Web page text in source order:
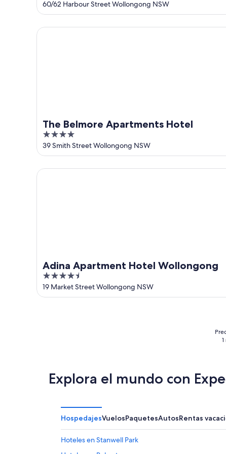
out
of
5
60/62 Harbour Street Wollongong NSW
The Belmore Apartments Hotel
4
out
of
5
39 Smith Street Wollongong NSW
The Belmore Apartments Hotel
Adina Apartment Hotel Wollongong
4.5
out
of
19 Market Street Wollongong NSW
Adina Apartment Hotel Wollongong
Explora el mundo con
HospedajesVuelosPaquetesAutosRentas
Hoteles en Stanwell Park